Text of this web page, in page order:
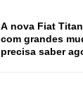
A nova Fiat
com grandes
precisa saber